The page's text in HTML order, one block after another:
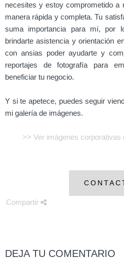
necesites y estoy comprometido a
manera rápida y completa. Tu
suma importancia para mí, por
brindarte asistencia y orientación
con ansias poder ayudarte y
reportajes de fotografía para
beneficiar tu negocio.
Y si te apetece, puedes seguir
mi galería de imágenes.
>> Ver imágenes
Compartir
DEJA TU COMENTARIO